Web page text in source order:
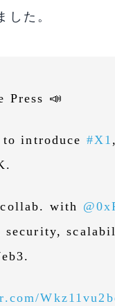
した。
Press 📣
introduce #X1
with
security,